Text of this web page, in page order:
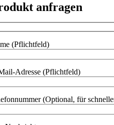
anfragen
(Pflichtfeld)
Adresse (Pflichtfeld)
(Optional, für